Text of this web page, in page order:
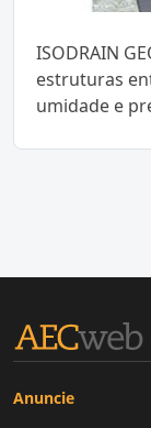
ISODRAIN
estruturas
umidade e
Anuncie